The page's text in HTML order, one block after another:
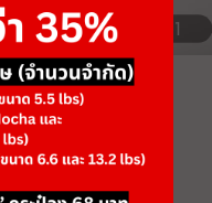
1/1